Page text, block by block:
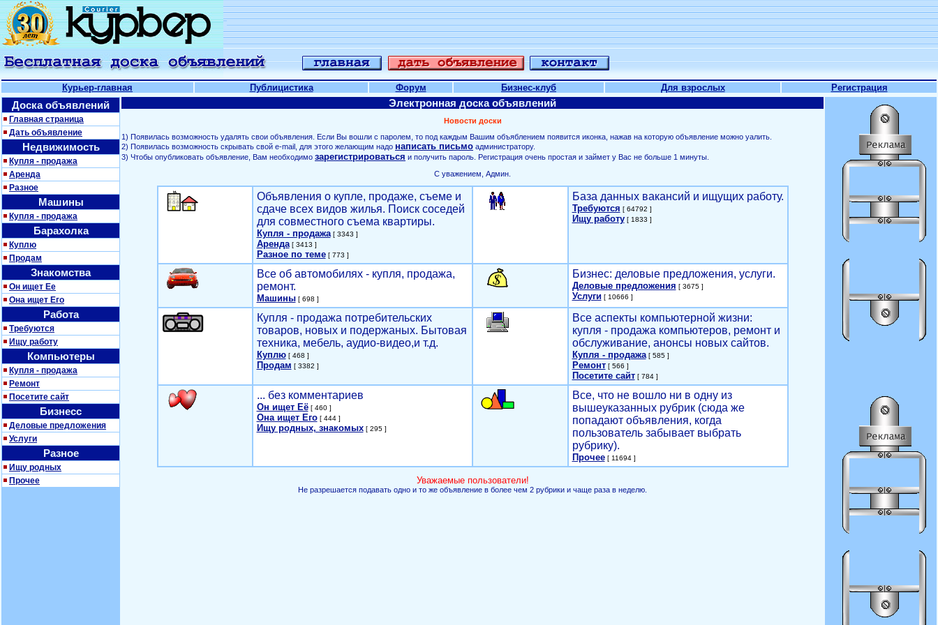
Курьер-главная Публицистика Форум Бизнес-клуб Для взрослых Регистрация
Доска объявлений
Главная страница
Дать объявление
Недвижимость
Купля - продажа
Аренда
Разное
Машины
Купля - продажа
Барахолка
Куплю
Продам
Знакомства
Он ищет Ее
Она ищет Его
Работа
Требуются
Ищу работу
Компьютеры
Купля - продажа
Ремонт
Посетите сайт
Бизнесс
Деловые предложения
Услуги
Разное
Ищу родных
Прочее
Электронная доска объявлений
Новости доски
1) Появилась возможность удалять свои объявления. Если Вы вошли с паролем, то под каждым Вашим объяблением появится иконка, нажав на которую объявление можно уалить.
2) Появилась возможность скрывать свой е-mail, для этого желающим надо написать письмо администратору.
3) Чтобы опубликовать объявление, Вам необходимо зарегистрироваться и получить пароль. Регистрация очень простая и займет у Вас не больше 1 минуты.
С уважением, Админ.
Объявления о купле, продаже, съеме и
сдаче всех видов жилья. Поиск соседей
для совместного съема квартиры.
Купля - продажа[ 3343 ]
Аренда[ 3413 ]
Разное по теме[ 773 ]
База данных вакансий и ищущих работу.
Требуются [ 64792 ]
Ищу работу[ 1833 ]
Все об автомобилях - купля, продажа,
ремонт.
Машины[ 698 ]
Бизнес: деловые предложения, услуги.
Деловые предложения [ 3675 ]
Услуги[ 10666 ]
Купля - продажа потребительских
товаров, новых и подержаных. Бытовая
техника, мебель, аудио-видео,и т.д.
Куплю[ 468 ]
Продам [ 3382 ]
Все аспекты компьютерной жизни:
купля - продажа компьютеров, ремонт и
обслуживание, анонсы новых сайтов.
Купля - продажа[ 585 ]
Ремонт[ 566 ]
Посетите сайт[ 784 ]
... без комментариев
Он ищет Её[ 460 ]
Она ищет Его[ 444 ]
Ищу родных, знакомых[ 295 ]
Все, что не вошло ни в одну из
вышеуказанных рубрик (сюда же
попадают объявления, когда
пользователь забывает выбрать
рубрику).
Прочее[ 11694 ]
Уважаемые пользователи!
Не разрешается подавать одно и то же объявление в более чем 2 рубрики и чаще раза в неделю.